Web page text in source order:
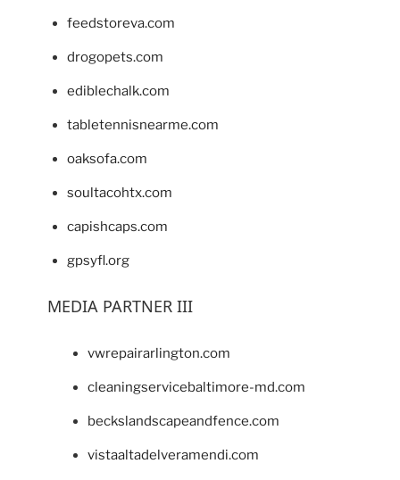
feedstoreva.com
drogopets.com
ediblechalk.com
tabletennisnearme.com
oaksofa.com
soultacohtx.com
capishcaps.com
gpsyfl.org
MEDIA PARTNER III
vwrepairarlington.com
cleaningservicebaltimore-md.com
beckslandscapeandfence.com
vistaaltadelveramendi.com